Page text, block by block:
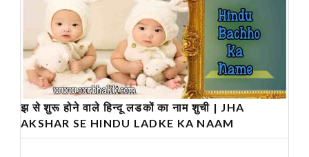
झ से शुरू होने वाले हिन्दू लडकों का नाम शुची | JHA
AKSHAR SE HINDU LADKE KA NAAM